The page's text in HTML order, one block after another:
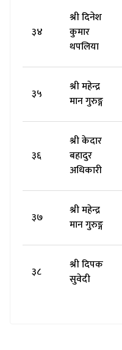
३४
श्री दिनेश
कुमार
थपलिया
३५
श्री महेन्द्र
मान गुरुङ्ग
३६
श्री केदार
बहादुर
अधिकारी
३७
श्री महेन्द्र
मान गुरुङ्ग
३८
श्री दिपक
सुवेदी